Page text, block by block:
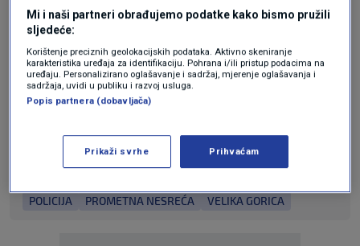
Ovo je najnezdravija riba, a svi
najčešće kupuju baš nju
Pitali smo AI koji je najbolji grad za
život u Hrvatskoj. Dobli smo čak 7
odgovora
MAGAZIN
POLICIJA PROMETNA NESREĆA VELIKA GORICA
Mi i naši partneri obrađujemo podatke kako bismo pružili
sljedeće:
Korištenje preciznih geolokacijskih podataka. Aktivno skeniranje
karakteristika uređaja za identifikaciju. Pohrana i/ili pristup podacima na
uređaju. Personalizirano oglašavanje i sadržaj, mjerenje oglašavanja i
sadržaja, uvidi u publiku i razvoj usluga.
Popis partnera (dobavljača)
Prikaži svrhe Prihvaćam